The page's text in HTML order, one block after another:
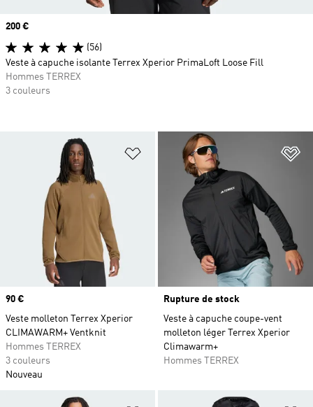
Ajouter à la Liste de produits
Prix
90 €
Veste molleton Terrex Xperior
CLIMAWARM+ Ventknit
Hommes TERREX
3 couleurs
Nouveau
Rupture de stock
Veste à capuche coupe-vent
molleton léger Terrex Xperior
Climawarm+
Hommes TERREX
Prix
200 €
(56)
Veste à capuche isolante Terrex Xperior PrimaLoft Loose Fill
Hommes TERREX
3 couleurs